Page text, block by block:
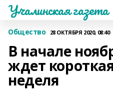
Учалинская газета
Общество 28 ОКТЯБРЯ 2020, 08:40
В начале
ждет
неделя